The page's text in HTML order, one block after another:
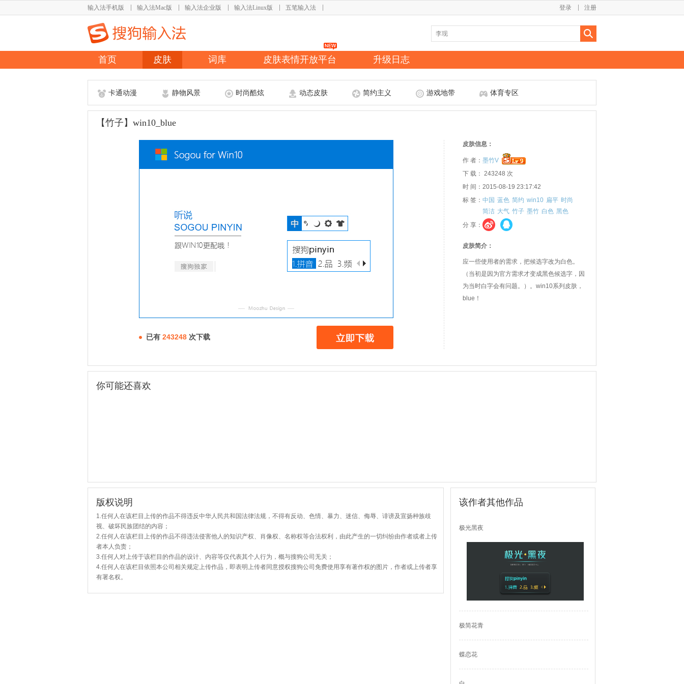
输入法手机版 输入法Mac版 输入法企业版 输入法Linux版 五笔输入法 注册
登录
首页 皮肤 词库 皮肤表情开放平台 升级日志
卡通动漫 静物风景 时尚酷炫 动态皮肤 简约主义 游戏地带 体育专区
【竹子】win10_blue
已有 243248 次下载
皮肤信息：
作 者： 墨竹V
下 载： 243248 次
时 间：2015-08-19 23:17:42
标 签： 中国 蓝色 简约 win10 扁平 时尚
简洁 大气 竹子 墨竹 白色 黑色
分 享：
皮肤简介：
应一些使用者的需求，把候选字改为白色。
（当初是因为官方需求才变成黑色候选字，因
为当时白字会有问题。）。win10系列皮肤，
blue！
你可能还喜欢
版权说明
1.任何人在该栏目上传的作品不得违反中华人民共和国法律法规，不得有反动、色情、暴力、迷信、侮辱、诽谤及宣扬种族歧
视、破坏民族团结的内容；
2.任何人在该栏目上传的作品不得违法侵害他人的知识产权、肖像权、名称权等合法权利，由此产生的一切纠纷由作者或者上传
者本人负责；
3.任何人对上传于该栏目的作品的设计、内容等仅代表其个人行为，概与搜狗公司无关；
4.任何人在该栏目依照本公司相关规定上传作品，即表明上传者同意授权搜狗公司免费使用享有著作权的图片，作者或上传者享
有署名权。
该作者其他作品
极光黑夜
极简花青
蝶恋花